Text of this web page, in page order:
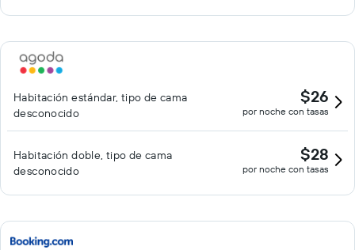
Habitación estándar, tipo de cama
desconocido
$26
por noche con tasas
Habitación doble, tipo de cama
desconocido
$28
por noche con tasas